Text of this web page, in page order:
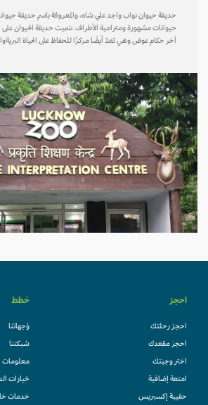
حديقة حيوان نواب واجد علي شاه، والمعروفة باسم حديقة
حيوانات مشهورة ومترامية الأطراف. سُميت حديقة الحيوان على
آخر حكام عوض وهي تعدّ أيضًا مركزًا للحفاظ على الحياة
احجز
احجز رحلتك
احجز مقعدك
اختر وجبتك
امتعة إضافية
حقيبة إكسبريس
خطط
وُجهاتنا
شبكتنا
معلومات
خيارات الدفع
خدمات خاصة